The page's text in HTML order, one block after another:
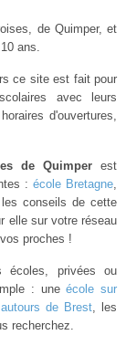
de Quimper, et
ans.
ce site est fait pour
avec leurs
d'ouvertures,
de Quimper est
: école Bretagne,
conseils de cette
elle sur votre réseau
proches !
écoles, privées ou
: uneécole sur
de Brest, les
recherchez.